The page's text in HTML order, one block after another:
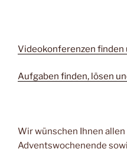
Videokonferenzen finden
Aufgaben finden, lösen
Wir wünschen Ihnen
Adventswochenende